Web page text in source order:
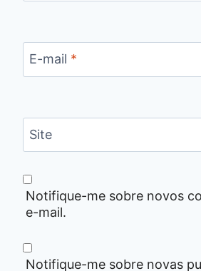
E-mail *
Site
Notifique-me sobre novos
e-mail.
Notifique-me sobre novas